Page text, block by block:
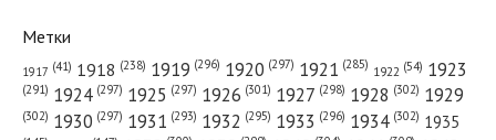
№ 50 от марта 1923 года — «Красный Север»
Метки
1917 (41) 1918 (238) 1919 (296) 1920 (297) 1921 (285) 1922 (54) 1923
(291) 1924 (297) 1925 (297) 1926 (301) 1927 (298) 1928 (302) 1929
(302) 1930 (297) 1931 (293) 1932 (295) 1933 (296) 1934 (302) 1935